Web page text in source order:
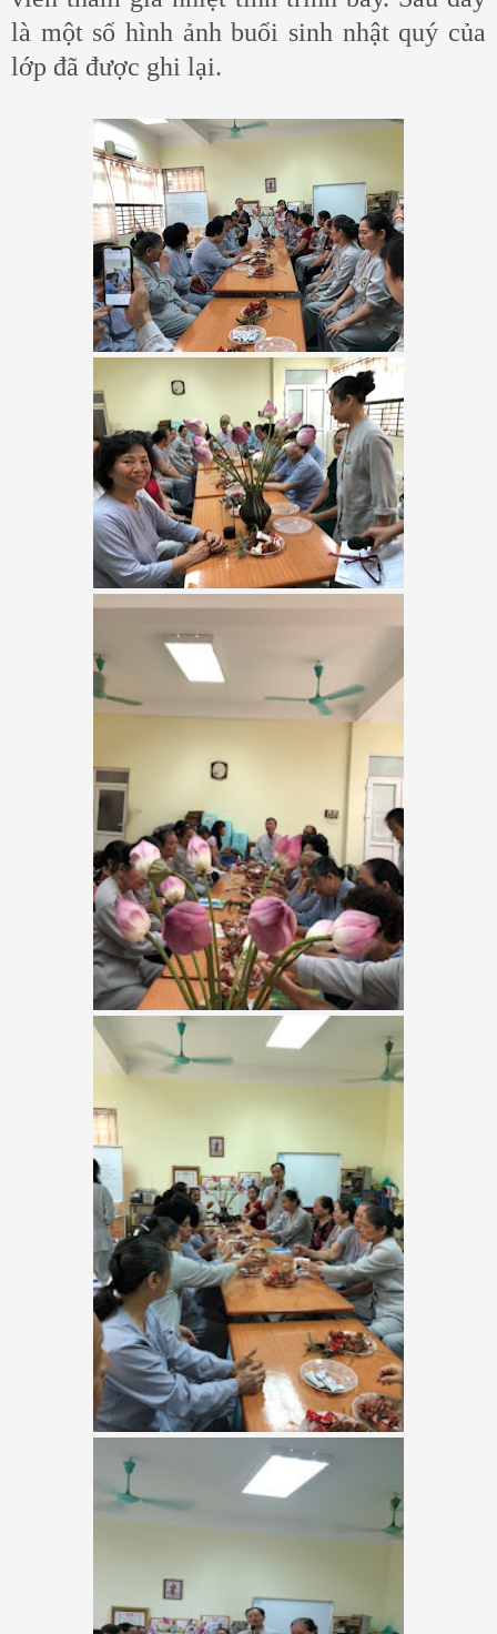
là một số hình ảnh buổi sinh nhật quý của
lớp đã được ghi lại.